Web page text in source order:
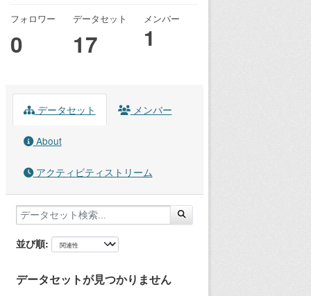
フォロワー
0
データセット
17
メンバー
1
データセット メンバー
About
アクティビティストリーム
並び順
データセットが見つかりません